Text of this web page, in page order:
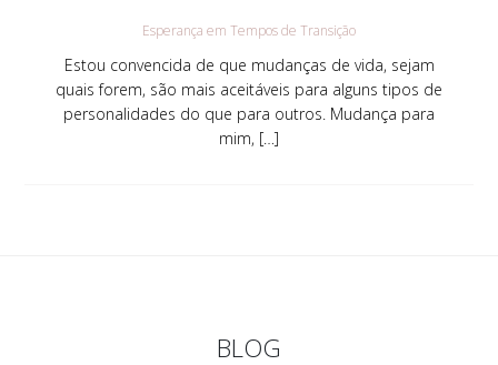
Esperança em Tempos de Transição
Estou convencida de que mudanças de vida, sejam
quais forem, são mais aceitáveis para alguns tipos de
personalidades do que para outros. Mudança para
mim, […]
BLOG